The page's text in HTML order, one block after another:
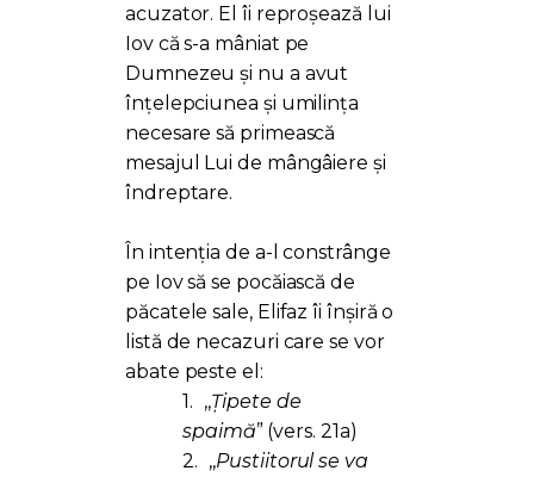
acuzator. El îi reproșează lui
Iov că s-a mâniat pe
Dumnezeu și nu a avut
înțelepciunea și umilința
necesare să primească
mesajul Lui de mângâiere și
îndreptare.
În intenția de a-l constrânge
pe Iov să se pocăiască de
păcatele sale, Elifaz îi înșiră o
listă de necazuri care se vor
abate peste el:
1. ,,Țipete de
spaimă” (vers. 21a)
2. ,,Pustiitorul se va